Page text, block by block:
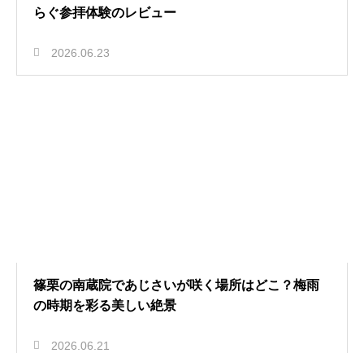
らぐ参拝体験のレビュー
2026.06.23
篠栗の南蔵院であじさいが咲く場所はどこ？梅雨
の時期を彩る美しい絶景
2026.06.21